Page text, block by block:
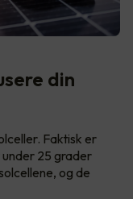
din
Faktisk er
25 grader
og de